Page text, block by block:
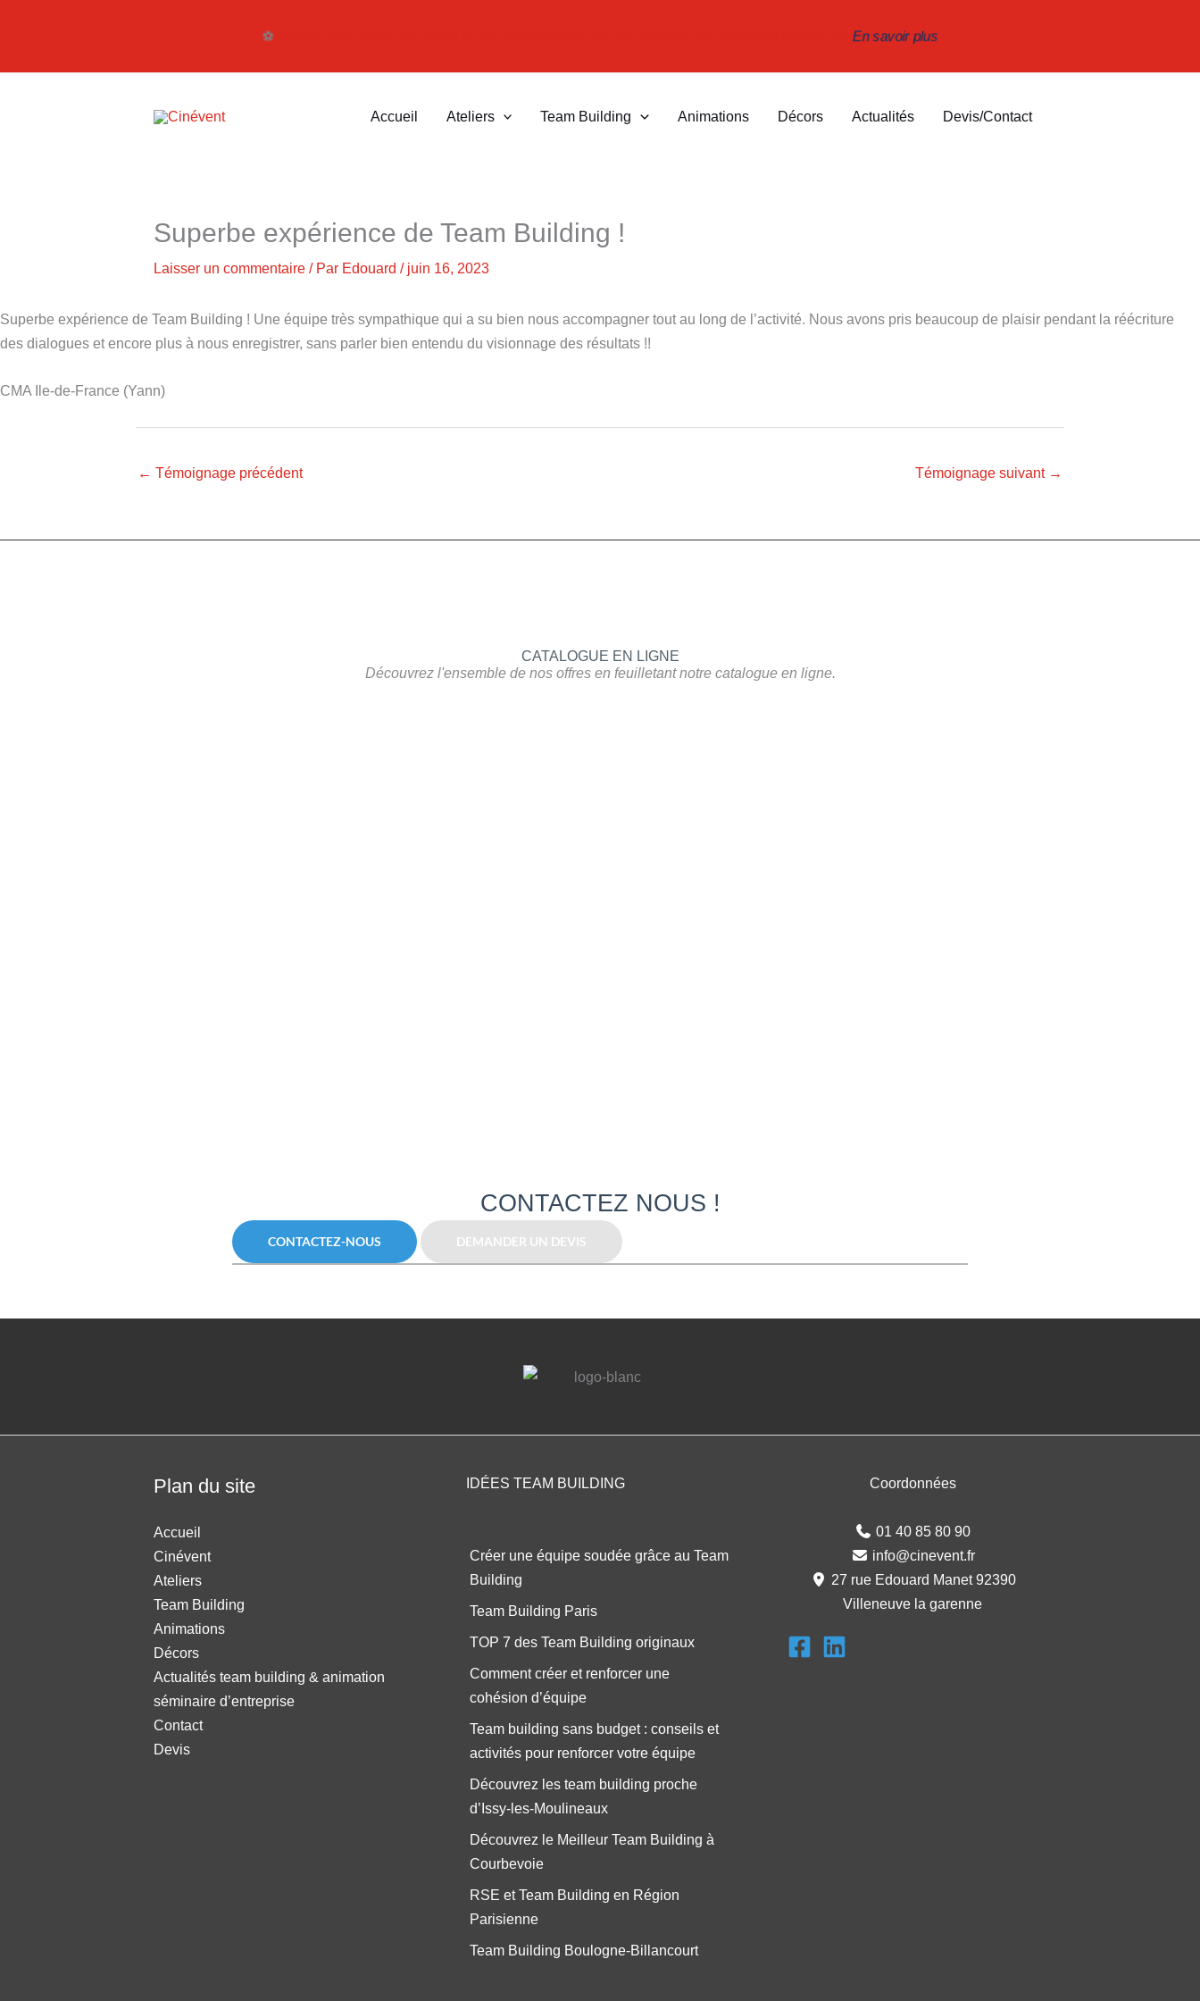
⚽️ En savoir plus
Accueil Ateliers Team Building Animations Décors Actualités Devis/Contact
Superbe expérience de Team Building !
Laisser un commentaire / Par Edouard / juin 16, 2023
Superbe expérience de Team Building ! Une équipe très sympathique qui a su bien nous accompagner tout au long de l’activité. Nous avons pris beaucoup de plaisir pendant la réécriture
des dialogues et encore plus à nous enregistrer, sans parler bien entendu du visionnage des résultats !!
CMA Ile-de-France (Yann)
← Témoignage précédent Témoignage suivant →
CATALOGUE EN LIGNE
Découvrez l'ensemble de nos offres en feuilletant notre catalogue en ligne.
CONTACTEZ NOUS !
CONTACTEZ-NOUS DEMANDER UN DEVIS
Plan du site
Accueil
Cinévent
Ateliers
Team Building
Animations
Décors
Actualités team building & animation
séminaire d’entreprise
Contact
Devis
IDÉES TEAM BUILDING
Créer une équipe soudée grâce au Team
Building
Team Building Paris
TOP 7 des Team Building originaux
Comment créer et renforcer une
cohésion d’équipe
Team building sans budget : conseils et
activités pour renforcer votre équipe
Découvrez les team building proche
d’Issy-les-Moulineaux
Découvrez le Meilleur Team Building à
Courbevoie
RSE et Team Building en Région
Parisienne
Team Building Boulogne-Billancourt
Coordonnées
01 40 85 80 90
info@cinevent.fr
27 rue Edouard Manet 92390
Villeneuve la garenne